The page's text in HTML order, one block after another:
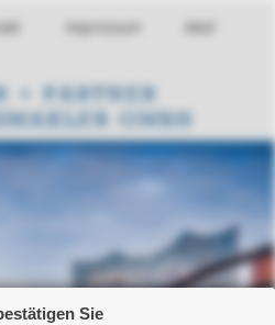
Sie
Impressum Mail